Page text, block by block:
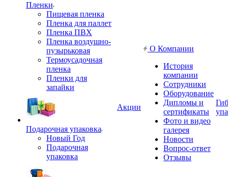
Пленки
Пищевая пленка
Пленка для паллет
Пленка ПВХ
Пленка воздушно-
пузырьковая
Термоусадочная
пленка
Пленки для
запайки
Подарочная упаковка
Новый Год
Подарочная
упаковка
Акции
О Компании
История
компании
Сотрудники
Оборудование
Дипломы и
сертификаты
Фото и видео
галерея
Новости
Вопрос-ответ
Отзывы